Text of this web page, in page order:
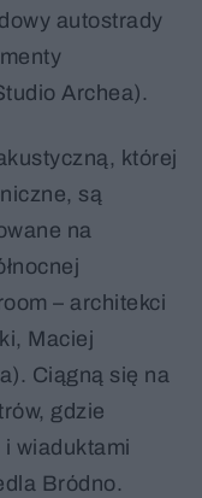
autostrady
Archea).
której
są
na
– architekci
Maciej
Ciągną się na
gdzie
i wiaduktami
Bródno.